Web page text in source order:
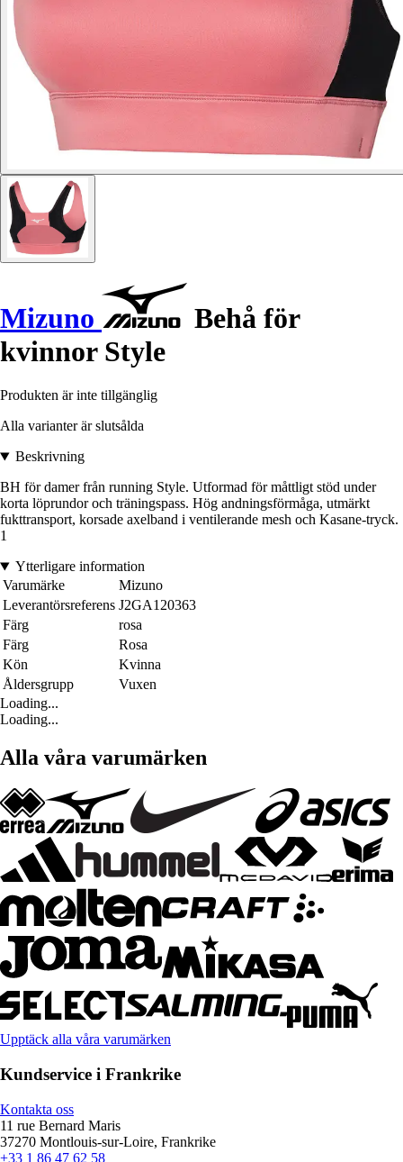
Mizuno
Behå för
kvinnor Style
Produkten är inte tillgänglig
Alla varianter är slutsålda
Beskrivning
BH för damer från running Style. Utformad för måttligt stöd under
korta löprundor och träningspass. Hög andningsförmåga, utmärkt
fukttransport, korsade axelband i ventilerande mesh och Kasane-tryck.
1
Ytterligare information
Varumärke
Mizuno
Leverantörsreferens J2GA120363
Färg
rosa
Färg
Rosa
Kön
Kvinna
Åldersgrupp
Vuxen
Loading...
Loading...
Alla våra varumärken
Upptäck alla våra varumärken
Kundservice i Frankrike
Kontakta oss
11 rue Bernard Maris
37270 Montlouis-sur-Loire, Frankrike
+33 1 86 47 62 58